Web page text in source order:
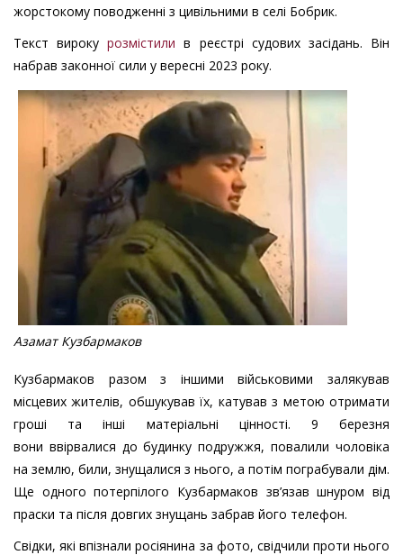
жорстокому поводженні з цивільними в селі Бобрик.
Текст вирокурозмістили в реєстрі судових засідань. Він
набрав законної сили у вересні 2023 року.
Азамат Кузбармаков
Кузбармаков разом з іншими військовими залякував
місцевих жителів, обшукував їх, катував з метою отримати
гроші та інші матеріальні цінності. 9 березня
вони ввірвалися до будинку подружжя, повалили чоловіка
на землю, били, знущалися з нього, а потім пограбували дім.
Ще одного потерпілого Кузбармаков зв’язав шнуром від
праски та після довгих знущань забрав його телефон.
Свідки, які впізнали росіянина за фото, свідчили проти нього